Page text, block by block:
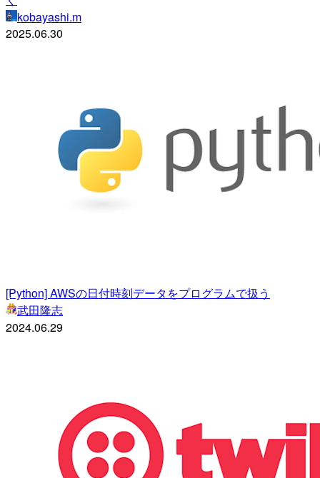
kobayashi.m
2025.06.30
[Python] AWSの日付時刻データをプログラムで扱う
武田隆志
2024.06.29